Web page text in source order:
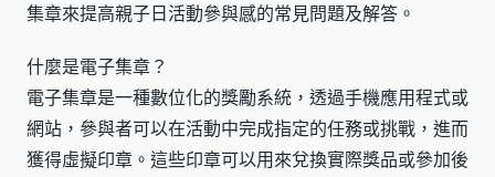
集章來提高親子日活動參與感的常見問題及解答。
什麼是電子集章？
電子集章是一種數位化的獎勵系統，透過手機應用程式或
網站，參與者可以在活動中完成指定的任務或挑戰，進而
獲得虛擬印章。這些印章可以用來兌換實際獎品或參加後